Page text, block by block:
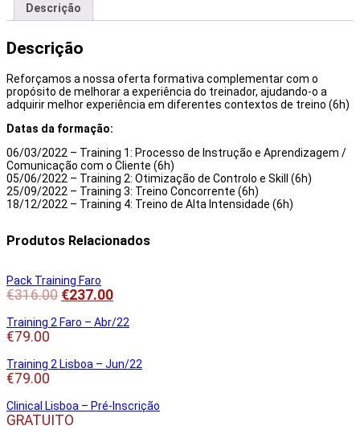
Descrição
Descrição
Reforçamos a nossa oferta formativa complementar com o
propósito de melhorar a experiência do treinador, ajudando-o a
adquirir melhor experiência em diferentes contextos de treino (6h)
Datas da formação:
06/03/2022 – Training 1: Processo de Instrução e Aprendizagem /
Comunicação com o Cliente (6h)
05/06/2022 – Training 2: Otimização de Controlo e Skill (6h)
25/09/2022 – Training 3: Treino Concorrente (6h)
18/12/2022 – Training 4: Treino de Alta Intensidade (6h)
Produtos Relacionados
Pack Training Faro
€316.00 €237.00
Training 2 Faro – Abr/22
€79.00
Training 2 Lisboa – Jun/22
€79.00
Clinical Lisboa – Pré-Inscrição
GRATUITO